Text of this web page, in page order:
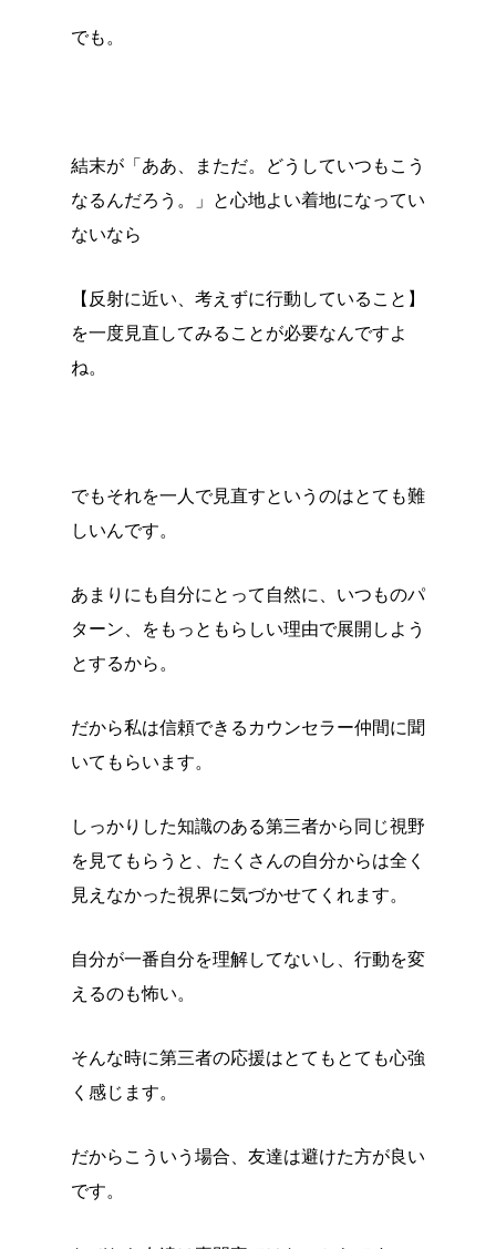
でも。
結末が「ああ、まただ。どうしていつもこう
なるんだろう。」と心地よい着地になってい
ないなら
【反射に近い、考えずに行動していること】
を一度見直してみることが必要なんですよ
ね。
でもそれを一人で見直すというのはとても難
しいんです。
あまりにも自分にとって自然に、いつものパ
ターン、をもっともらしい理由で展開しよう
とするから。
だから私は信頼できるカウンセラー仲間に聞
いてもらいます。
しっかりした知識のある第三者から同じ視野
を見てもらうと、たくさんの自分からは全く
見えなかった視界に気づかせてくれます。
自分が一番自分を理解してないし、行動を変
えるのも怖い。
そんな時に第三者の応援はとてもとても心強
く感じます。
だからこういう場合、友達は避けた方が良い
です。